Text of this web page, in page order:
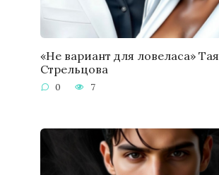
«Не вариант для ловеласа» Тая
Стрельцова
0 7